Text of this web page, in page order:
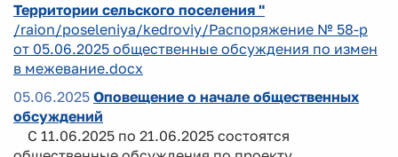
Территории сельского поселения "
/raion/poseleniya/kedroviy/Распоряжение № 58-р
от 05.06.2025 общественные обсуждения по измен
в межевание.docx
05.06.2025 Оповещение о начале общественных
обсуждений
С 11.06.2025 по 21.06.2025 состоятся